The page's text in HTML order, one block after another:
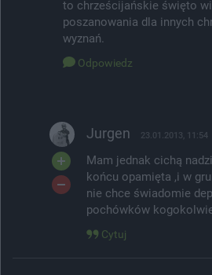
to chrześcijańskie święto
poszanowania dla innych
wyznań.
Odpowiedz
Jurgen 23.01.2013, 11:54
Mam jednak cichą
końcu opamięta ,i w
nie chce świadomie
pochówków
Cytuj